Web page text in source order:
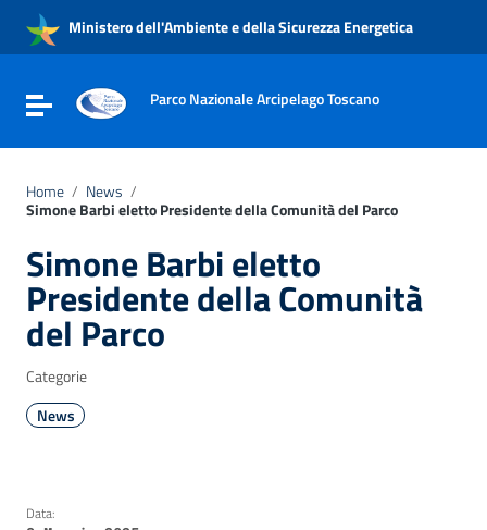
Vai al menu di navigazione
Vai al footer
Ministero dell'Ambiente e della Sicurezza Energetica
Attiva / disattiva la navigazione
Parco Nazionale Arcipelago Toscano
Home / News /
Simone Barbi eletto Presidente della Comunità del Parco
Simone Barbi eletto
Presidente della Comunità
del Parco
Categorie
News
Data: